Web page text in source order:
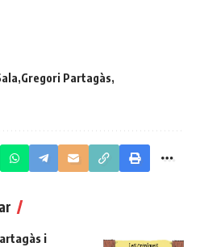
Gregori Partagàs
i